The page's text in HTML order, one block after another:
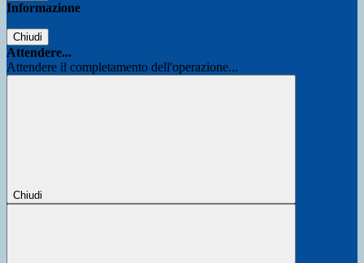
Informazione
Chiudi
Attendere...
Attendere il completamento dell'operazione...
Chiudi